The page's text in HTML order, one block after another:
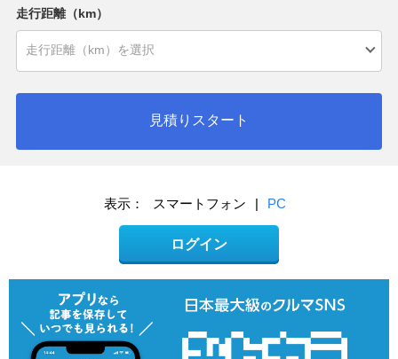
走行距離（km）
見積りスタート
表示： スマートフォン | PC
ログイン